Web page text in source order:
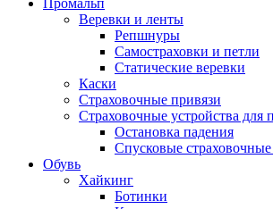
Промальп
Веревки и ленты
Репшнуры
Самостраховки и петли
Статические веревки
Каски
Страховочные привязи
Страховочные устройства для
Остановка падения
Спусковые страховочные
Обувь
Хайкинг
Ботинки